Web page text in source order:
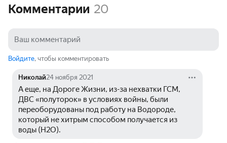
Комментарии 20
Войдите, чтобы комментировать
Николай24 ноября 2021
А еще, на Дороге Жизни, из-за нехватки ГСМ,
ДВС «полуторок» в условиях войны, были
переоборудованы под работу на Водороде,
который не хитрым способом получается из
воды (H2O).